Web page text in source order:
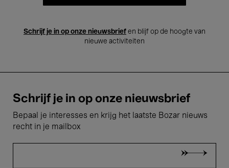
Schrijf je in op onze nieuwsbrief en blijf op de hoogte van
nieuwe activiteiten
Schrijf je in op onze nieuwsbrief
Bepaal je interesses en krijg het laatste Bozar nieuws
recht in je mailbox